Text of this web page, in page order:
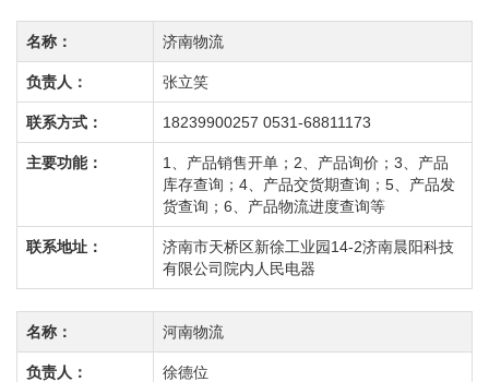
名称： 济南物流
负责人： 张立笑
联系方式： 18239900257 0531-68811173
主要功能：
1、产品销售开单；2、产品询价；3、产品
库存查询；4、产品交货期查询；5、产品发
货查询；6、产品物流进度查询等
联系地址：
济南市天桥区新徐工业园14-2济南晨阳科技
有限公司院内人民电器
名称： 河南物流
负责人： 徐德位